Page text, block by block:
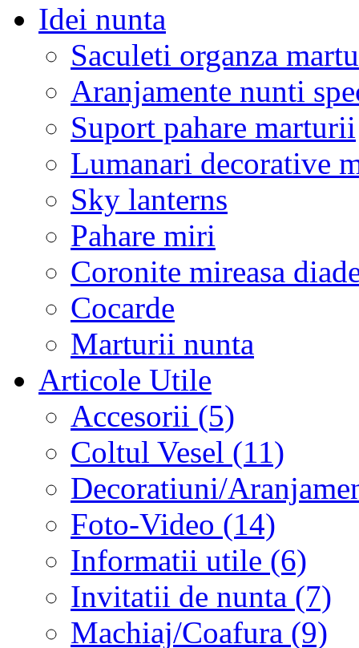
Idei nunta
Saculeti organza
Aranjamente nunti
Suport pahare marturii
Lumanari decorative
Sky lanterns
Pahare miri
Coronite mireasa
Cocarde
Marturii nunta
Articole Utile
Accesorii (5)
Coltul Vesel (11)
Decoratiuni/
Foto-Video (14)
Informatii utile (6)
Invitatii de nunta (7)
Machiaj/Coafura (9)